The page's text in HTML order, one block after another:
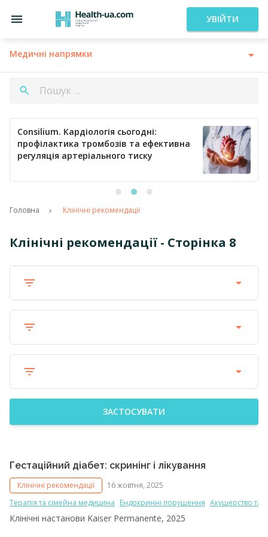
УВІЙТИ
Медичні напрямки
Consilium. Кардіологія сьогодні:
профілактика тромбозів та ефективна
регуляція артеріального тиску
Головна Клінічні рекомендації
Клінічні рекомендації - Сторінка 8
ЗАСТОСУВАТИ
Гестаційний діабет: скринінг і лікування
Клінічні рекомендації
16 жовтня, 2025
Терапія та сімейна медицина Ендокринні порушення Акушерство та
Клінічні настанови Kaiser Permanente, 2025